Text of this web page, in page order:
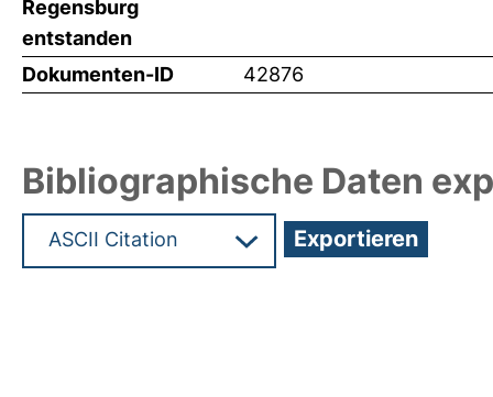
Regensburg
entstanden
Dokumenten-ID 42876
Bibliographische Daten